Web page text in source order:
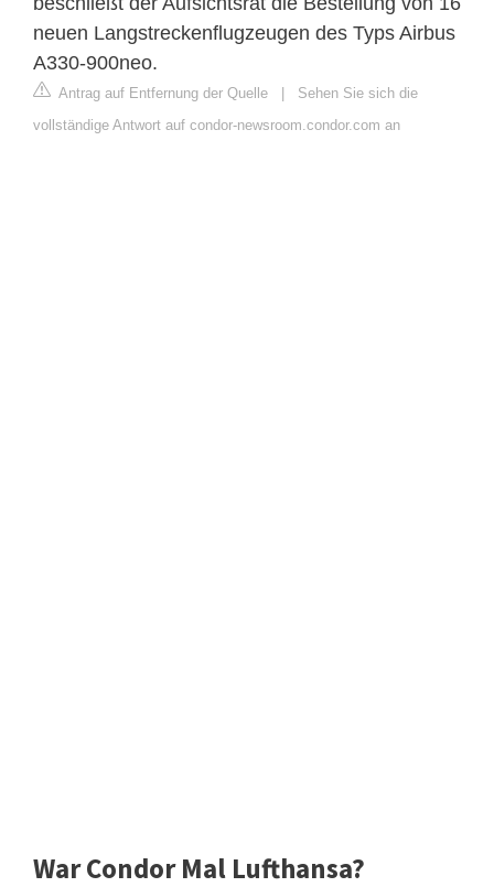
neuen Langstreckenflugzeugen des Typs Airbus
A330-900neo.
Antrag auf Entfernung der Quelle | Sehen Sie sich die
vollständige Antwort auf condor-newsroom.condor.com an
War Condor Mal Lufthansa?